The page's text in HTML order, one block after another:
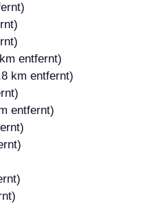
entfernt)
km entfernt)
entfernt)